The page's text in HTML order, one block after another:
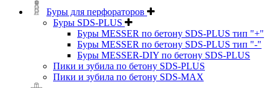
Буры для перфораторов
Буры SDS-PLUS
Буры MESSER по бетону SDS-PLUS тип "+"
Буры MESSER по бетону SDS-PLUS тип "-"
Буры MESSER-DIY по бетону SDS-PLUS
Пики и зубила по бетону SDS-PLUS
Пики и зубила по бетону SDS-MAX